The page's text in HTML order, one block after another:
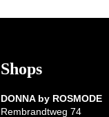
Shops
DONNA by ROSMODE
Rembrandtweg 74